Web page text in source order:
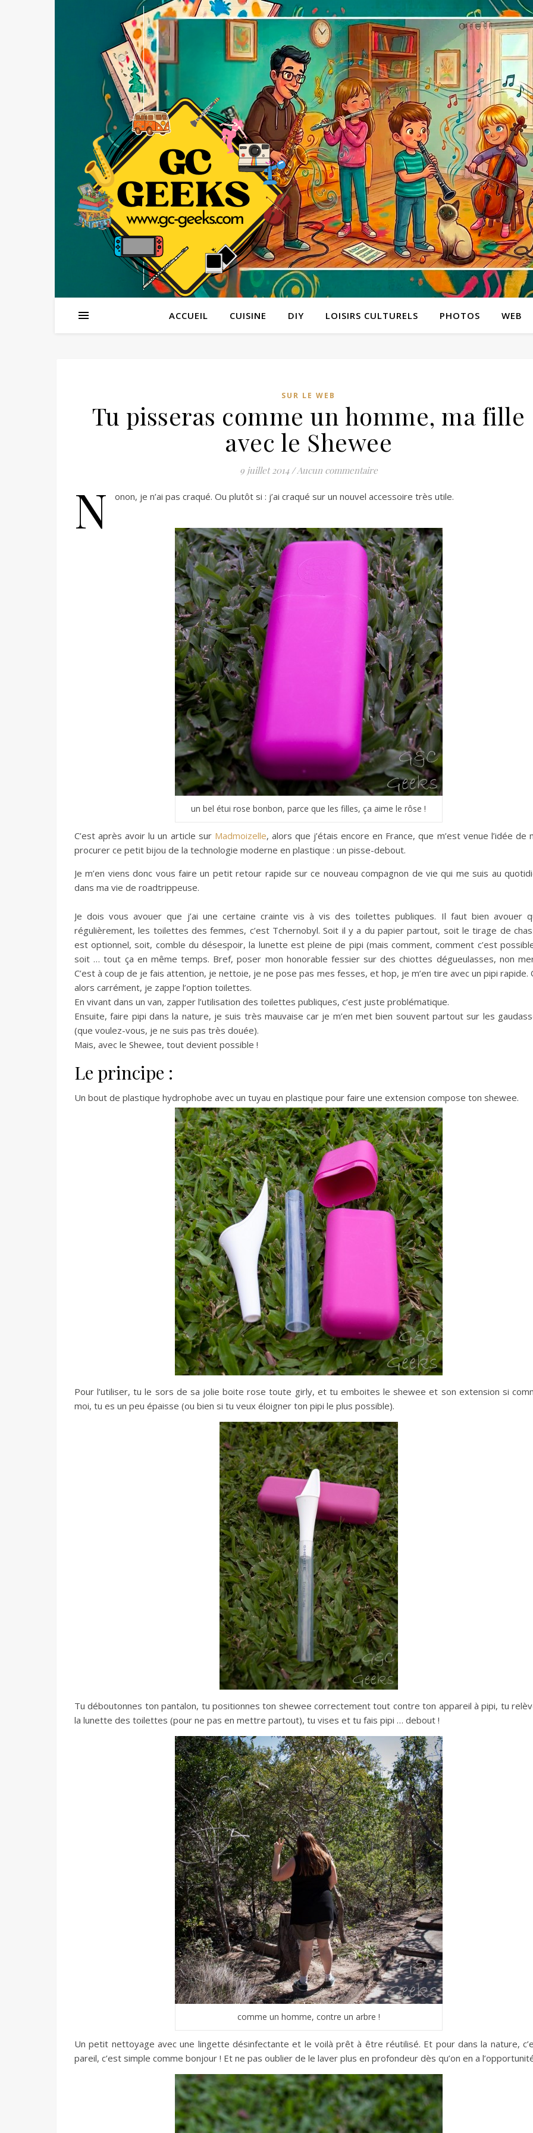
ACCUEIL CUISINE DIY LOISIRS CULTURELS PHOTOS WEB
SUR LE WEB
Tu pisseras comme un homme, ma fille
avec le Shewee
9 juillet 2014 /Aucun commentaire
N onon, je n’ai pas craqué. Ou plutôt si : j’ai craqué sur un nouvel accessoire très utile.
un bel étui rose bonbon, parce que les filles, ça aime le rôse !
C’est après avoir lu un article sur Madmoizelle, alors que j’étais encore en France, que m’est venue l’idée de
procurer ce petit bijou de la technologie moderne en plastique : un pisse-debout.
Je m’en viens donc vous faire un petit retour rapide sur ce nouveau compagnon de vie qui me suis au
dans ma vie de roadtrippeuse.
Je dois vous avouer que j’ai une certaine crainte vis à vis des toilettes publiques. Il faut bien avouer
régulièrement, les toilettes des femmes, c’est Tchernobyl. Soit il y a du papier partout, soit le tirage de
est optionnel, soit, comble du désespoir, la lunette est pleine de pipi (mais comment, comment c’est
soit … tout ça en même temps. Bref, poser mon honorable fessier sur des chiottes dégueulasses, non
C’est à coup de je fais attention, je nettoie, je ne pose pas mes fesses, et hop, je m’en tire avec un pipi rapide.
alors carrément, je zappe l’option toilettes.
En vivant dans un van, zapper l’utilisation des toilettes publiques, c’est juste problématique.
Ensuite, faire pipi dans la nature, je suis très mauvaise car je m’en met bien souvent partout sur les
(que voulez-vous, je ne suis pas très douée).
Mais, avec le Shewee, tout devient possible !
Le principe :
Un bout de plastique hydrophobe avec un tuyau en plastique pour faire une extension compose ton shewee.
Pour l’utiliser, tu le sors de sa jolie boite rose toute girly, et tu emboites le shewee et son extension si
moi, tu es un peu épaisse (ou bien si tu veux éloigner ton pipi le plus possible).
Tu déboutonnes ton pantalon, tu positionnes ton shewee correctement tout contre ton appareil à pipi, tu
la lunette des toilettes (pour ne pas en mettre partout), tu vises et tu fais pipi … debout !
comme un homme, contre un arbre !
Un petit nettoyage avec une lingette désinfectante et le voilà prêt à être réutilisé. Et pour dans la nature,
pareil, c’est simple comme bonjour ! Et ne pas oublier de le laver plus en profondeur dès qu’on en a